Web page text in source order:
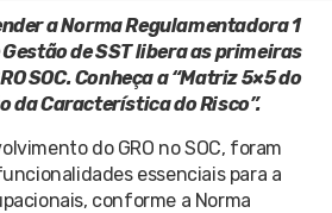
a Norma Regulamentadora 1
de SST libera as primeiras
SOC. Conheça a “Matriz 5×5 do
da Característica do Risco”.
do GRO no SOC, foram
essenciais para a
conforme a Norma